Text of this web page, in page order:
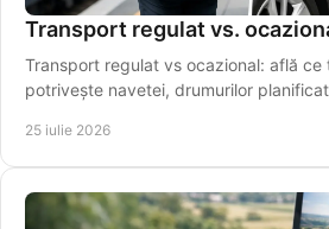
Transport regulat vs.
Transport regulat vs ocazional: află ce
potrivește navetei, drumurilor
25 iulie 2026